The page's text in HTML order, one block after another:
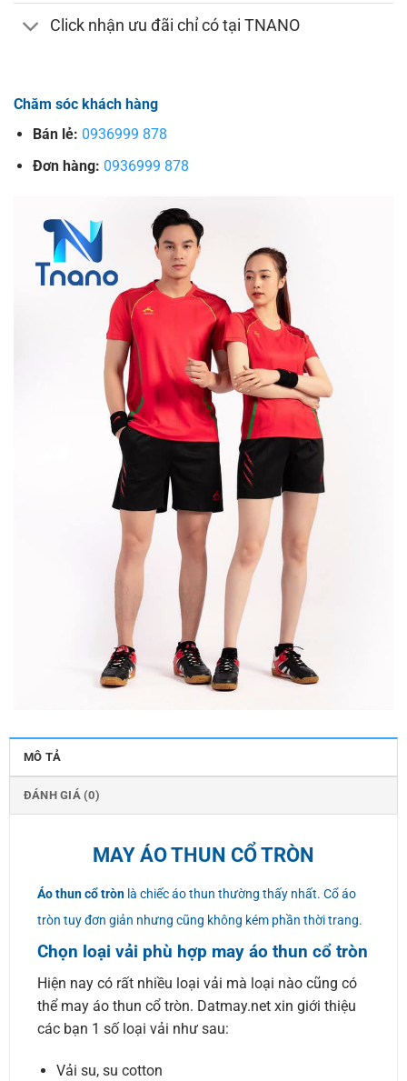
Click nhận ưu đãi chỉ có tại TNANO
Chăm sóc khách hàng
Bán lẻ: 0936999 878
Đơn hàng: 0936999 878
MÔ TẢ
ĐÁNH GIÁ (0)
MAY ÁO THUN CỔ TRÒN
Áo thun cổ trònlà chiếc áo thun thường thấy nhất. Cổ áo
tròn tuy đơn giản nhưng cũng không kém phần thời trang.
Chọn loại vải phù hợp may áo thun cổ tròn
Hiện nay có rất nhiều loại vải mà loại nào cũng có
thể may áo thun cổ tròn. Datmay.net xin giới thiệu
các bạn 1 số loại vải như sau:
Vải su, su cotton